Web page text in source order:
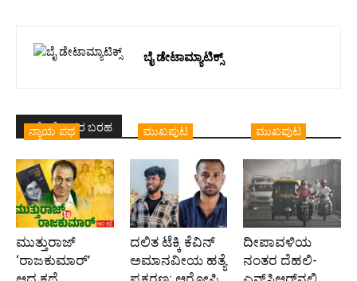
ಬೈ ಡೇಟಾಮ್ಯಾಟಿಕ್ಸ್
ಇದೇ ಲೇಖಕರ ಬರಹ
ನ್ಯಾಯ ಪಥ
ಮುತ್ತುರಾಜ್
‘ರಾಜಕುಮಾರ್‍’
ಮುಖಪುಟ
ದಲಿತ ಟೆಕ್ಕಿ ಕೆವಿನ್
ಅಮಾನವೀಯ ಹತ್ಯೆ
ಮುಖಪುಟ
ದೀಪಾವಳಿಯ
ನಂತರ ದೆಹಲಿ-